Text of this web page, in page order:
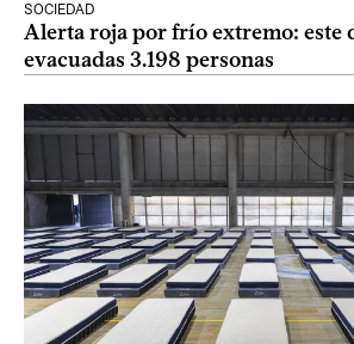
SOCIEDAD
Alerta roja por frío extremo: este
evacuadas 3.198 personas